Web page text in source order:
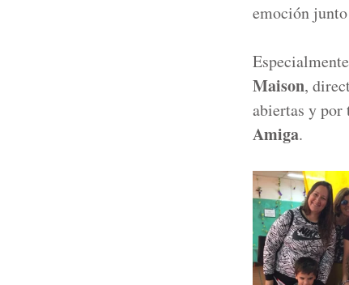
emoción
Maison,
abiertas y por
Amiga.